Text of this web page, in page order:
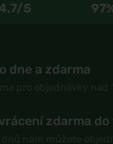
4,7/5
dne a zdarma
zdarma